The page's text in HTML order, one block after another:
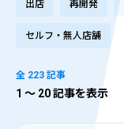
出店 再開発
セルフ・無人店舗
全 223 記事
1 〜 20 記事を表示